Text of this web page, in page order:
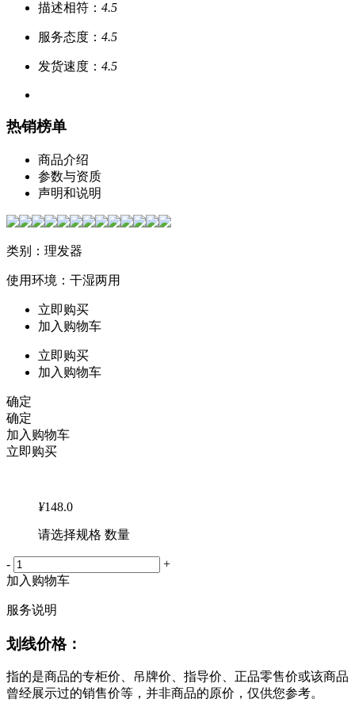
描述相符： 4.5
服务态度： 4.5
发货速度： 4.5
热销榜单
商品介绍
参数与资质
声明和说明
类别：理发器
使用环境：干湿两用
立即购买
加入购物车
立即购买
加入购物车
确定
确定
加入购物车
立即购买
¥148.0
请选择规格 数量
-
+
加入购物车
服务说明
划线价格：
指的是商品的专柜价、吊牌价、指导价、正品零售价或该商品
曾经展示过的销售价等，并非商品的原价，仅供您参考。